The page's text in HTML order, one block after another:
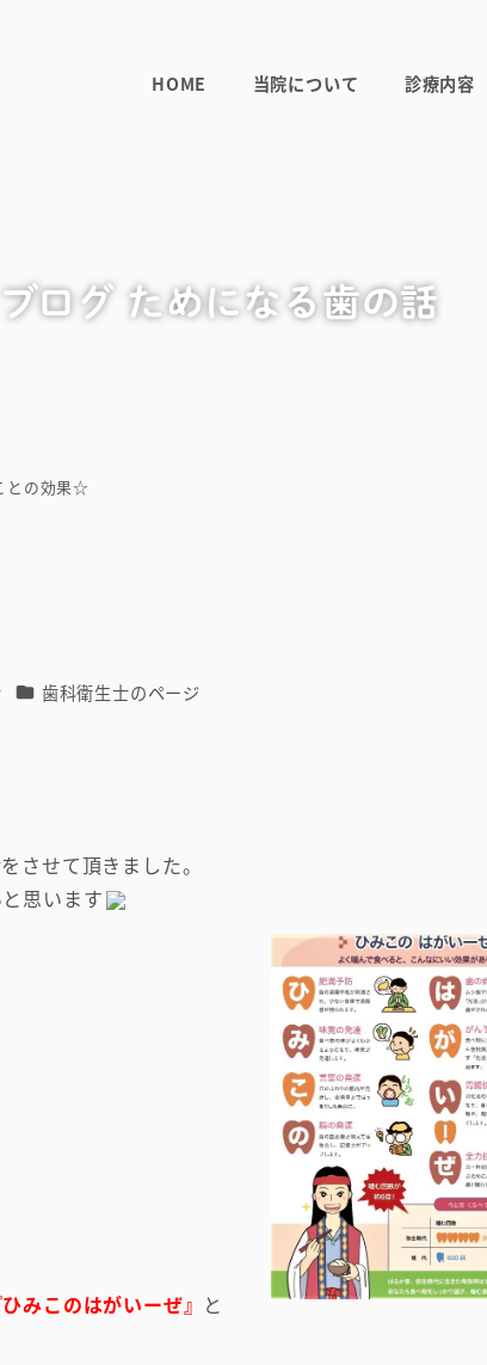
HOME 当院について 診療内容
ブログ ためになる歯の話
との効果☆
カテゴリー
歯科衛生士のページ
させて頂きました。
思います
ひみこのはがいーぜ』 と